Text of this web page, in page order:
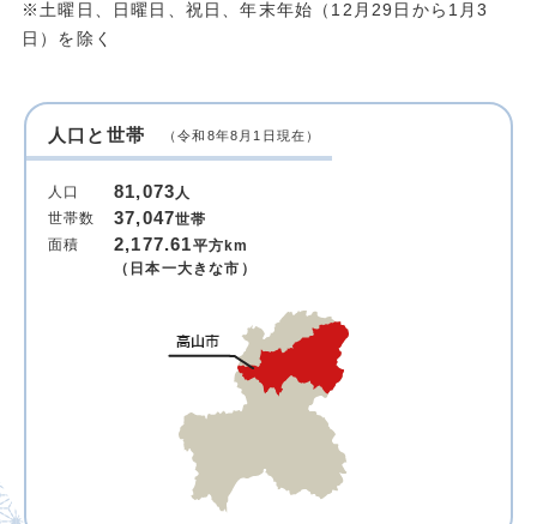
※土曜日、日曜日、祝日、年末年始（12月29日から1月3
日）を除く
人口と世帯 （令和8年8月1日現在）
人口 81,073人
世帯数
37,047世帯
面積
2,177.61平方km
（日本一大きな市）